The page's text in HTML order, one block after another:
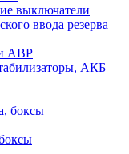
выключатели
ввода резерва
АВР
АКБ
боксы